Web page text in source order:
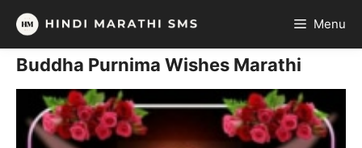
Skip
content
Menu
Buddha Purnima Wishes Marathi